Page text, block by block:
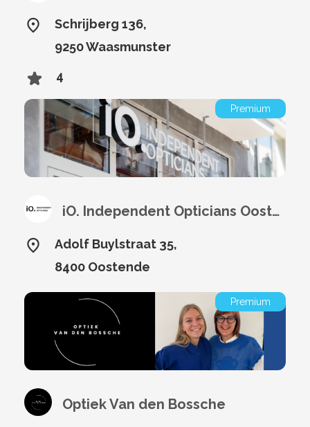
Schrijberg 136,
9250 Waasmunster
4
Premium
iO. Independent Opticians Oostende
Adolf Buylstraat 35,
8400 Oostende
Premium
Optiek Van den Bossche